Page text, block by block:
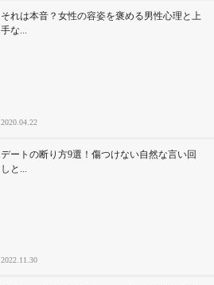
それは本音？女性の容姿を褒める男性心理と上
手な...
2020.04.22
デートの断り方9選！傷つけない自然な言い回
しと...
2022.11.30